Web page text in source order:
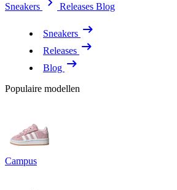
Sneakers
Releases Blog
Sneakers
Releases
Blog
Populaire modellen
Campus